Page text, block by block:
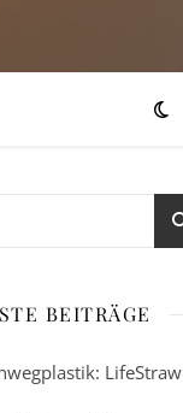
BEITRÄGE
LifeStraw